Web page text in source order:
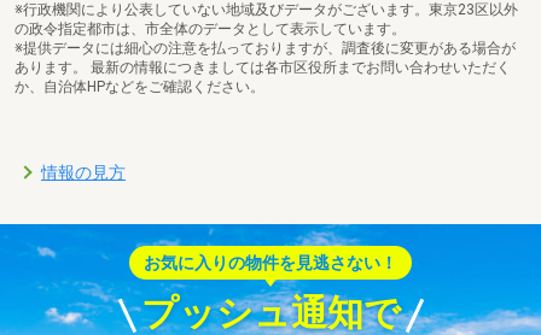
※行政機関により公表していない地域及びデータがございます。東京23区以外
の政令指定都市は、市全体のデータとして表示しています。
※提供データには細心の注意を払っておりますが、調査後に変更がある場合が
あります。 最新の情報につきましては各市区役所までお問い合わせいただく
か、自治体HPなどをご確認ください。
情報の見方
お気に入りの物件を見逃さない！
プッシュ通知で